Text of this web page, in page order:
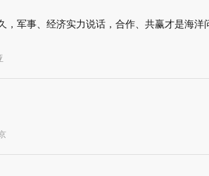
，军事、经济实力说话，合作、共赢才是海洋